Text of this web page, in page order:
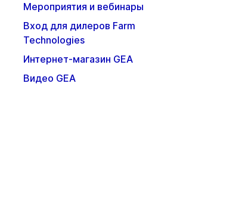
Мероприятия и вебинары
Вход для дилеров Farm
Technologies
Интернет-магазин GEA
Видео GEA